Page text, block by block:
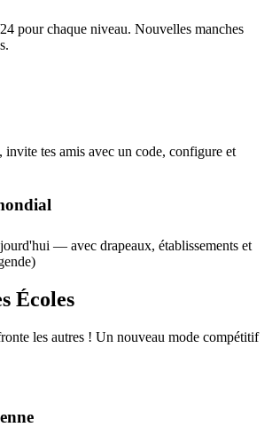
pour chaque niveau. Nouvelles manches
invite tes amis avec un code, configure et
— avec drapeaux, établissements et
Écoles
les autres ! Un nouveau mode compétitif